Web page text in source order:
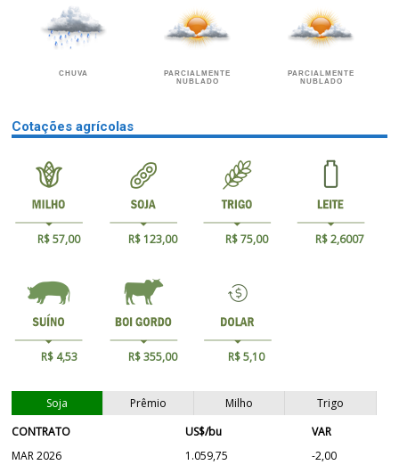
CHUVA
PARCIALMENTE
NUBLADO
PARCIALMENTE
NUBLADO
Cotações agrícolas
R$ 57,00 R$ 123,00 R$ 75,00 R$ 2,6007
R$ 4,53 R$ 355,00 R$ 5,10
Soja Prêmio Milho
Trigo
CONTRATO
US$/bu
VAR
MAR 2026
1.059,75 -2,00